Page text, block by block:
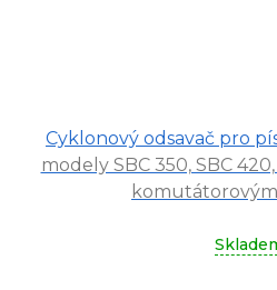
Cyklonový odsavač pro
modely SBC 350, SBC